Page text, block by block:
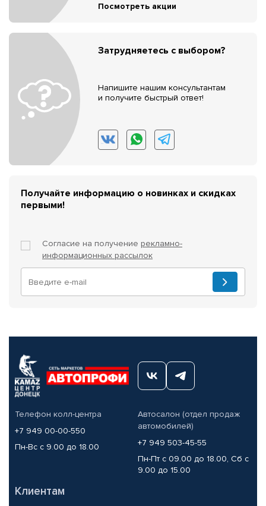
Посмотреть акции
Затрудняетесь с выбором?
Напишите нашим консультантам
и получите быстрый ответ!
Получайте информацию о новинках и скидках
первыми!
Согласие на получение рекламно-
информационных рассылок
Телефон колл-центра
+7 949 00-00-550
Пн-Вс с 9.00 до 18.00
Автосалон (отдел продаж
автомобилей)
+7 949 503-45-55
Пн-Пт с 09.00 до 18.00, Сб с
9.00 до 15.00
Клиентам